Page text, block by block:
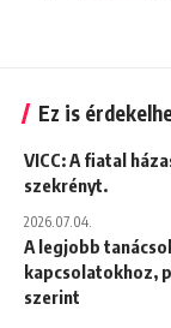
Ez is
VICC: A fiatal
szekrényt.
2026.07.04.
A legjobb
kapcsolatokhoz,
szerint